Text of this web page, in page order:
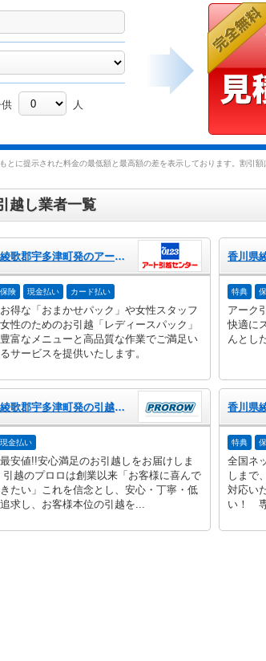
人
に提示された料金の最低額と最高額の差を表示しております。割引
越し業者一覧
香川県綾歌郡宇多津町発のアート引越センター
保険 現金払い カード払い
得な「おまかせパック」や女性スタッフ
性のためのお引越「レディースパック」
富なメニューと高品質な作業でご満足い
サービスを提供いたします。
特典
アーク
快適に
んとし
香川県綾歌郡宇多津町発の引越のプロロ
現金払い
安値!!安心満足のお引越しをお届けしま
越のプロロは創業以来「お客様に喜んで
たい」これを信念とし、安心・丁寧・低
求し、お客様本位の引越を...
特典
全国ネ
しまで
対応い
い！